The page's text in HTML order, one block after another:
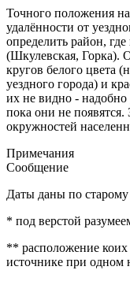
Точного положения
удалённости от
определить район,
(Шкулевская, Горка).
кругов белого цвета
уездного города) и
их не видно -
пока они не
окружностей
Примечания
Сообщение
Даты даны по
* под верстой
** расположение
источнике при одном